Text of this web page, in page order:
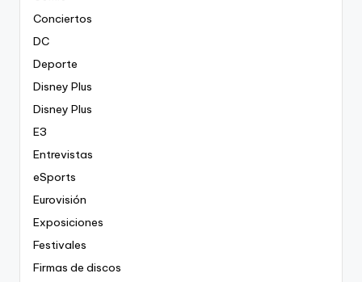
Conciertos
DC
Deporte
Disney Plus
Disney Plus
E3
Entrevistas
eSports
Eurovisión
Exposiciones
Festivales
Firmas de discos